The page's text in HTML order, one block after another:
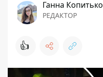
Ганна Копитько
РЕДАКТОР
👍